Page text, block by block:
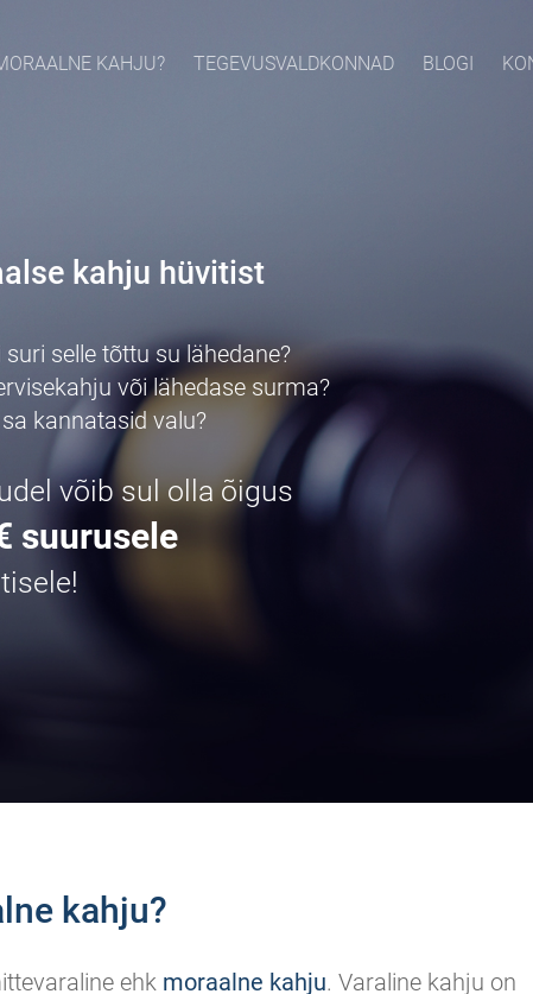
KAHJU? TEGEVUSVALDKONNAD BLOGI
kahju hüvitist
selle tõttu su lähedane?
või lähedase surma?
kannatasid valu?
võib sul olla õigus
suurusele
kahju?
ehk moraalne kahju. Varaline kahju on